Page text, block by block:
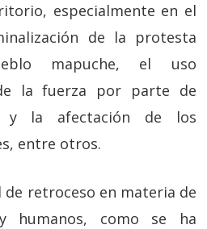
especialmente en el
de la protesta
mapuche, el uso
la fuerza por parte de
y la afectación de los
entre otros.
de retroceso en materia de
humanos, como se ha